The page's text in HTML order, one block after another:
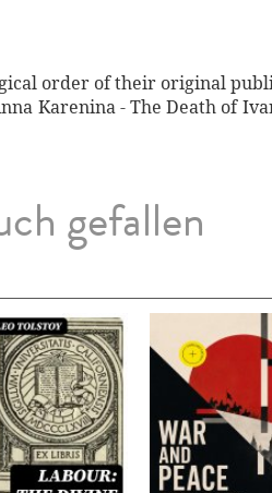
order of their original
Karenina - The Death of
gefallen